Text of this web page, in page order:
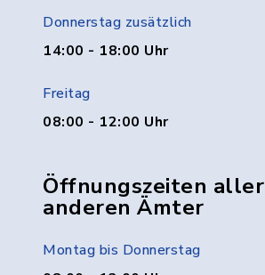
Donnerstag zusätzlich
14:00 - 18:00 Uhr
Freitag
08:00 - 12:00 Uhr
Öffnungszeiten aller
anderen Ämter
Montag bis Donnerstag